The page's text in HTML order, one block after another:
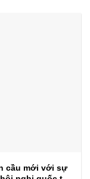
cầu mới với sự